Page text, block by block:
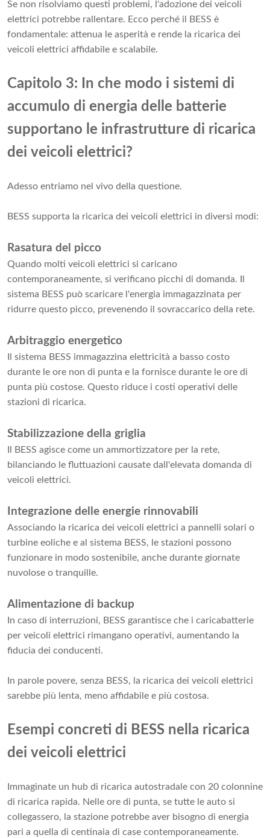
Se non risolviamo questi problemi, l'adozione dei veicoli
elettrici potrebbe rallentare. Ecco perché il BESS è
fondamentale: attenua le asperità e rende la ricarica dei
veicoli elettrici affidabile e scalabile.
Capitolo 3: In che modo i sistemi di
accumulo di energia delle batterie
supportano le infrastrutture di ricarica
dei veicoli elettrici?
Adesso entriamo nel vivo della questione.
BESS supporta la ricarica dei veicoli elettrici in diversi modi:
Rasatura del picco
Quando molti veicoli elettrici si caricano
contemporaneamente, si verificano picchi di domanda. Il
sistema BESS può scaricare l'energia immagazzinata per
ridurre questo picco, prevenendo il sovraccarico della rete.
Arbitraggio energetico
Il sistema BESS immagazzina elettricità a basso costo
durante le ore non di punta e la fornisce durante le ore di
punta più costose. Questo riduce i costi operativi delle
stazioni di ricarica.
Stabilizzazione della griglia
Il BESS agisce come un ammortizzatore per la rete,
bilanciando le fluttuazioni causate dall'elevata domanda di
veicoli elettrici.
Integrazione delle energie rinnovabili
Associando la ricarica dei veicoli elettrici a pannelli solari o
turbine eoliche e al sistema BESS, le stazioni possono
funzionare in modo sostenibile, anche durante giornate
nuvolose o tranquille.
Alimentazione di backup
In caso di interruzioni, BESS garantisce che i caricabatterie
per veicoli elettrici rimangano operativi, aumentando la
fiducia dei conducenti.
In parole povere, senza BESS, la ricarica dei veicoli elettrici
sarebbe più lenta, meno affidabile e più costosa.
Esempi concreti di BESS nella ricarica
dei veicoli elettrici
Immaginate un hub di ricarica autostradale con 20 colonnine
di ricarica rapida. Nelle ore di punta, se tutte le auto si
collegassero, la stazione potrebbe aver bisogno di energia
pari a quella di centinaia di case contemporaneamente.